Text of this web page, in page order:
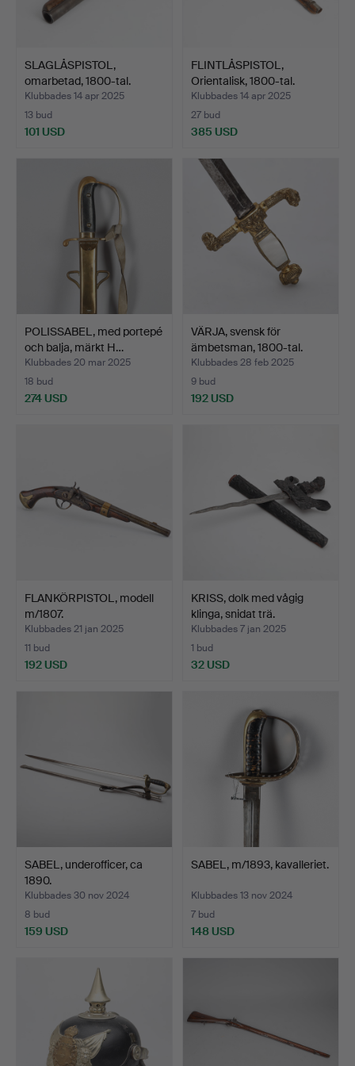
SLAGLÅSPISTOL,
omarbetad, 1800-tal.
Klubbades 14 apr 2025
13 bud
101 USD
FLINTLÅSPISTOL,
Orientalisk, 1800-tal.
Klubbades 14 apr 2025
27 bud
385 USD
POLISSABEL, med portepé
och balja, märkt H…
Klubbades 20 mar 2025
18 bud
274 USD
VÄRJA, svensk för
ämbetsman, 1800-tal.
Klubbades 28 feb 2025
9 bud
192 USD
FLANKÖRPISTOL, modell
m/1807.
Klubbades 21 jan 2025
11 bud
192 USD
KRISS, dolk med vågig
klinga, snidat trä.
Klubbades 7 jan 2025
1 bud
32 USD
SABEL, underofficer, ca
1890.
Klubbades 30 nov 2024
8 bud
159 USD
SABEL, m/1893, kavalleriet.
Klubbades 13 nov 2024
7 bud
148 USD